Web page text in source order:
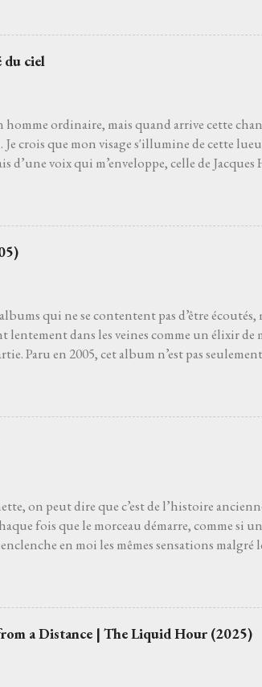
découvrir la vie. Je ne l’ai pas non plus
venait à dire que ce n’est pas le cas, je le
du ciel
homme ordinaire, mais quand arrive cette
Je crois que mon visage s'illumine de cette
d’une voix qui m’enveloppe, celle de Jacques
s’évapore comme une brume matinale. Parfois
j'aurais toujours connu sans jamais l’avoir
qui ne se contentent pas d’être
lentement dans les veines comme un élixir de
Paru en 2005, cet album n’est pas
la présence d'un soleil éclatant quand je
les paroles dessinent un horizon mouvant, où
on peut dire que c’est de l’histoire
fois que le morceau démarre, comme si
en moi les mêmes sensations
Il faut vivre cela, dans la pénombre d'une salle
rouvrir les tiroirs de souvenirs. Quand ça va
a Distance | The Liquid Hour (2025)